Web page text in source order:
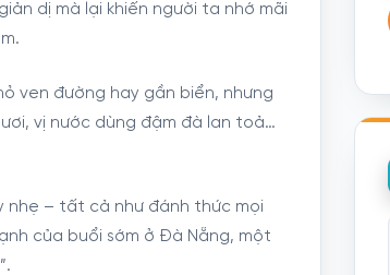
dị mà lại khiến người ta nhớ mãi
ven đường hay gần biển, nhưng
vị nước dùng đậm đà lan toả…
nhẹ – tất cả như đánh thức mọi
của buổi sớm ở Đà Nẵng, một